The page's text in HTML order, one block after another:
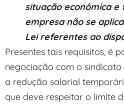
situação econômica e
empresa não se
Lei referentes ao
Presentes tais requisitos, é
negociação com o
a redução salarial
que deve respeitar o limite